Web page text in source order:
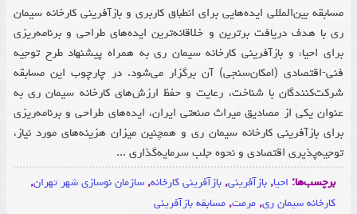
مسابقه بین‌المللی ایده‌هایی برای انطباق کاربری و بازآفرینی کارخانه سیمان
ری با هدف دریافت برترین و خلاقانه‌ترین ایده‌های طراحی و برنامه‌ریزی
برای احیاء و بازآفرینی کارخانه سیمان ری به همراه پیشنهاد طرح توجیه
فنی-اقتصادی (امکان‌سنجی) آن برگزار می‌شود. در چارچوب این مسابقه
شرکت‌کنندگان با شناخت، رعایت و حفظ ارزش‌های کارخانه سیمان ری به
عنوان یکی از مصادیق میراث صنعتی ایران، ایده‌های طراحی و برنامه‌ریزی‌
برای بازآفرینی کارخانه سیمان ری و همچنین میزان هزینه‌های مورد نیاز،
توجیه‌پذیری اقتصادی و نحوه جلب سرمایه‌گذاری ...
برچسب‌ها: احیا,بازآفرینی,بازآفرینی کارخانه,سازمان نوسازی شهر تهران,
کارخانه سیمان ری,مرمت,مسابقه بازآفرینی